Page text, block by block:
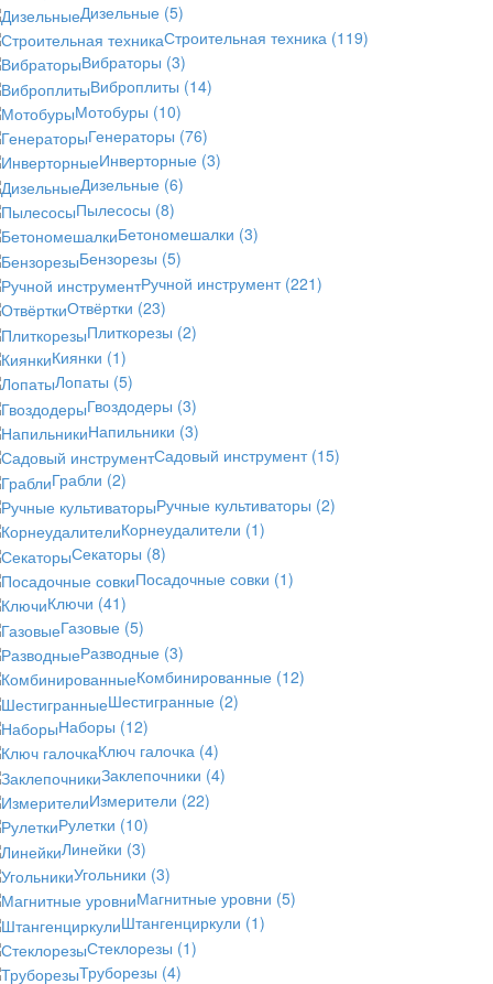
Дизельные (5)
Строительная техника (119)
Вибраторы (3)
Виброплиты (14)
Мотобуры (10)
Генераторы (76)
Инверторные (3)
Дизельные (6)
Пылесосы (8)
Бетономешалки (3)
Бензорезы (5)
Ручной инструмент (221)
Отвёртки (23)
Плиткорезы (2)
Киянки (1)
Лопаты (5)
Гвоздодеры (3)
Напильники (3)
Садовый инструмент (15)
Грабли (2)
Ручные культиваторы (2)
Корнеудалители (1)
Секаторы (8)
Посадочные совки (1)
Ключи (41)
Газовые (5)
Разводные (3)
Комбинированные (12)
Шестигранные (2)
Наборы (12)
Ключ галочка (4)
Заклепочники (4)
Измерители (22)
Рулетки (10)
Линейки (3)
Угольники (3)
Магнитные уровни (5)
Штангенциркули (1)
Стеклорезы (1)
Труборезы (4)